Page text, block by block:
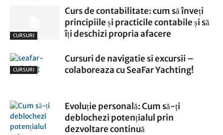
CURSURI
Curs de contabilitate: cum să înveți
principiile și practicile contabile și să
îți deschizi propria afacere
CURSURI
Cursuri de navigatie si excursii –
colaboreaza cu SeaFar Yachting!
Evoluție personală: Cum să-ți
deblochezi potențialul prin
dezvoltare continuă